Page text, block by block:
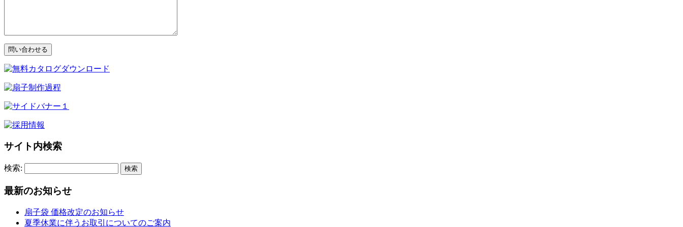
サイト内検索
検索:
最新のお知らせ
扇子袋 価格改定のお知らせ
夏季休業に伴うお取引についてのご案内